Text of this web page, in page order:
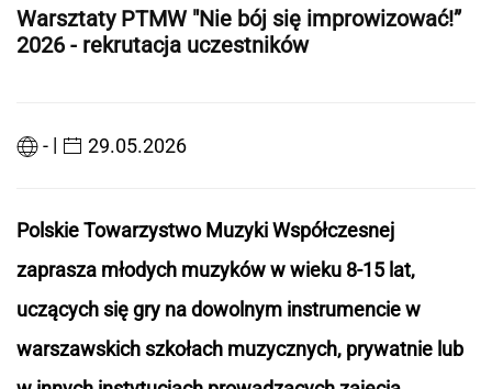
Warsztaty PTMW "Nie bój się improwizować!”
2026 - rekrutacja uczestników
- | 29.05.2026
Polskie Towarzystwo Muzyki Współczesnej
zaprasza młodych muzyków w wieku 8-15 lat,
uczących się gry na dowolnym instrumencie w
warszawskich szkołach muzycznych, prywatnie lub